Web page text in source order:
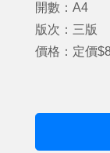
開數：A4
版次：三版
價格：定價